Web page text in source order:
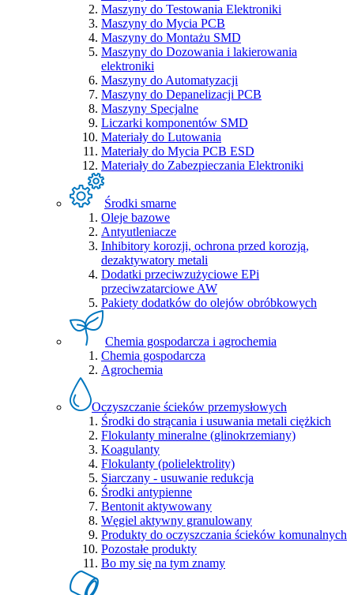
Maszyny do Testowania Elektroniki
Maszyny do Mycia PCB
Maszyny do Montażu SMD
Maszyny do Dozowania i lakierowania
elektroniki
Maszyny do Automatyzacji
Maszyny do Depanelizacji PCB
Maszyny Specjalne
Liczarki komponentów SMD
Materiały do Lutowania
Materiały do Mycia PCB ESD
Materiały do Zabezpieczania Elektroniki
Środki smarne
Oleje bazowe
Antyutleniacze
Inhibitory korozji, ochrona przed korozją,
dezaktywatory metali
Dodatki przeciwzużyciowe EPi
przeciwzatarciowe AW
Pakiety dodatków do olejów obróbkowych
Chemia gospodarcza i agrochemia
Chemia gospodarcza
Agrochemia
Oczyszczanie ścieków przemysłowych
Środki do strącania i usuwania metali ciężkich
Flokulanty mineralne (glinokrzemiany)
Koagulanty
Flokulanty (polielektrolity)
Siarczany - usuwanie redukcja
Środki antypienne
Bentonit aktywowany
Węgiel aktywny granulowany
Produkty do oczyszczania ścieków komunalnych
Pozostałe produkty
Bo my się na tym znamy